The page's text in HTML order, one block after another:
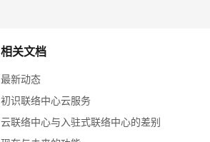
相关文档
最新动态
初识联络中心云服务
云联络中心与入驻式联络中心的差别